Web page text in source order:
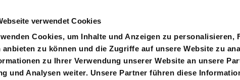
verwendet Cookies
Cookies, um Inhalte und Anzeigen zu personalisieren,
anbieten zu können und die Zugriffe auf unsere Website zu
zu Ihrer Verwendung unserer Website an unsere
und Analysen weiter. Unsere Partner führen diese
Spielplan Toggle search input Suche